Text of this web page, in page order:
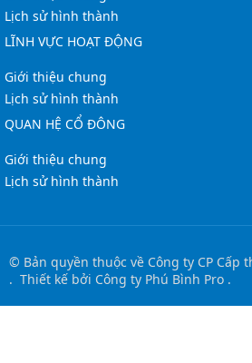
Lịch sử hình thành
LĨNH VỰC HOẠT ĐỘNG
Giới thiệu chung
Lịch sử hình thành
QUAN HỆ CỔ ĐÔNG
Giới thiệu chung
Lịch sử hình thành
© Bản quyền thuộc về Công ty CP Cấp
. Thiết kế bởi Công ty Phú Bình Pro .